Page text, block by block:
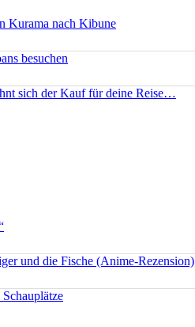
Kurama nach Kibune
besuchen
sich der Kauf für deine Reise…
und die Fische (Anime-Rezension)